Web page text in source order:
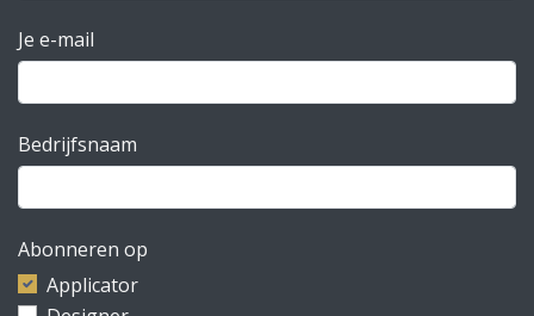
Je e-mail
Bedrijfsnaam
Abonneren op
Applicator